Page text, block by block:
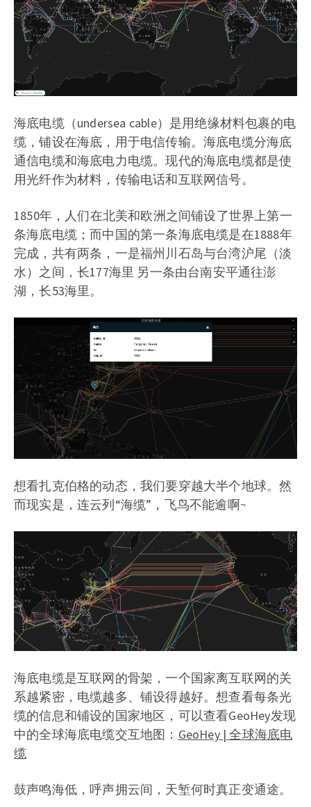
海底电缆（undersea cable）是用绝缘材料包裹的电
缆，铺设在海底，用于电信传输。海底电缆分海底
通信电缆和海底电力电缆。现代的海底电缆都是使
用光纤作为材料，传输电话和互联网信号。
1850年，人们在北美和欧洲之间铺设了世界上第一
条海底电缆；而中国的第一条海底电缆是在1888年
完成，共有两条，一是福州川石岛与台湾沪尾（淡
水）之间，长177海里 另一条由台南安平通往澎
湖，长53海里。
想看扎克伯格的动态，我们要穿越大半个地球。然
而现实是，连云列“海缆”，飞鸟不能逾啊~
海底电缆是互联网的骨架，一个国家离互联网的关
系越紧密，电缆越多、铺设得越好。想查看每条光
缆的信息和铺设的国家地区，可以查看GeoHey发现
中的全球海底电缆交互地图： GeoHey | 全球海底电
缆
鼓声鸣海低，呼声拥云间，天堑何时真正变通途。